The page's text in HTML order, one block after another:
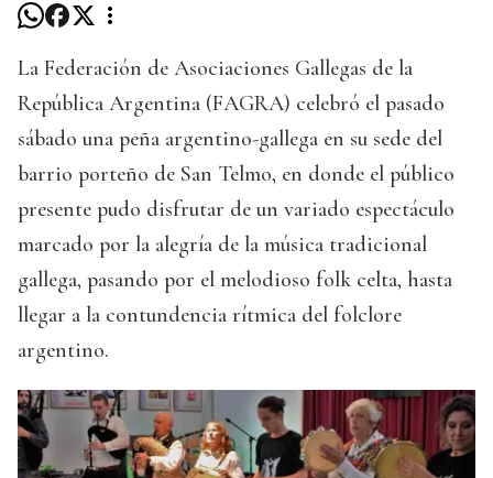
La Federación de Asociaciones Gallegas de la
República Argentina (FAGRA) celebró el pasado
sábado una peña argentino-gallega en su sede del
barrio porteño de San Telmo, en donde el público
presente pudo disfrutar de un variado espectáculo
marcado por la alegría de la música tradicional
gallega, pasando por el melodioso folk celta, hasta
llegar a la contundencia rítmica del folclore
argentino.